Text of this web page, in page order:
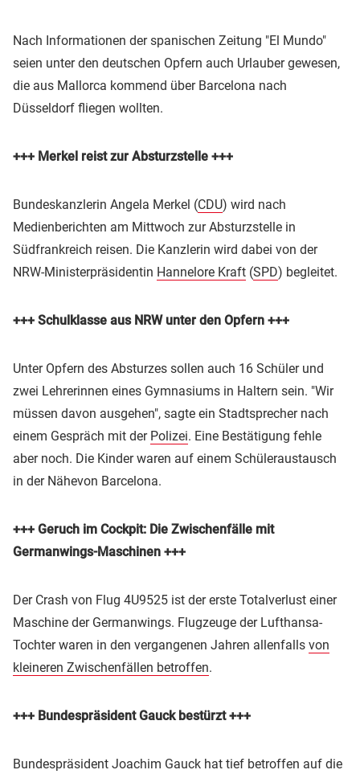
Nach Informationen der spanischen Zeitung "El Mundo"
seien unter den deutschen Opfern auch Urlauber gewesen,
die aus Mallorca kommend über Barcelona nach
Düsseldorf fliegen wollten.
+++ Merkel reist zur Absturzstelle +++
Bundeskanzlerin Angela Merkel (CDU) wird nach
Medienberichten am Mittwoch zur Absturzstelle in
Südfrankreich reisen. Die Kanzlerin wird dabei von der
NRW-Ministerpräsidentin Hannelore Kraft (SPD) begleitet.
+++ Schulklasse aus NRW unter den Opfern +++
Unter Opfern des Absturzes sollen auch 16 Schüler und
zwei Lehrerinnen eines Gymnasiums in Haltern sein. "Wir
müssen davon ausgehen", sagte ein Stadtsprecher nach
einem Gespräch mit der Polizei. Eine Bestätigung fehle
aber noch. Die Kinder waren auf einem Schüleraustausch
in der Nähevon Barcelona.
+++ Geruch im Cockpit: Die Zwischenfälle mit
Germanwings-Maschinen +++
Der Crash von Flug 4U9525 ist der erste Totalverlust einer
Maschine der Germanwings. Flugzeuge der Lufthansa-
Tochter waren in den vergangenen Jahren allenfalls von
kleineren Zwischenfällen betroffen.
+++ Bundespräsident Gauck bestürzt +++
Bundespräsident Joachim Gauck hat tief betroffen auf die